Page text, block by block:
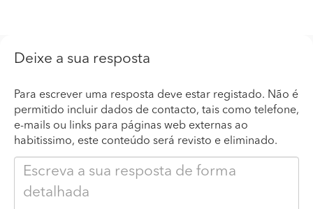
Deixe a sua resposta
Para escrever uma resposta deve estar registado. Não é
permitido incluir dados de contacto, tais como telefone,
e-mails ou links para páginas web externas ao
habitissimo, este conteúdo será revisto e eliminado.